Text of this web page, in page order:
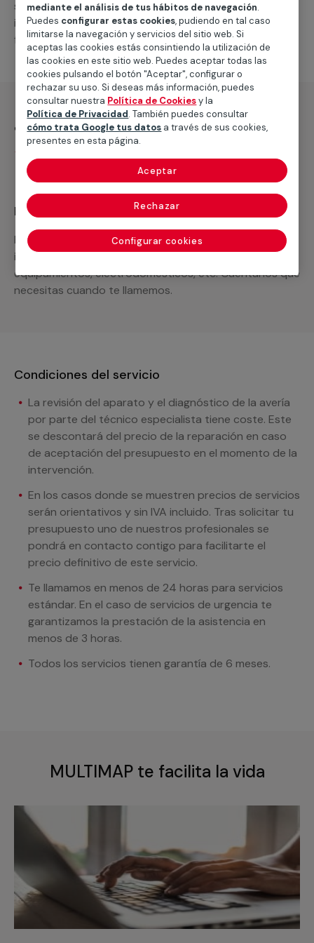
suministro de los materiales necesarios, las
intervenciones a realizar, o la mano de obra que hará
falta para completar tu proyecto.
¿Qué incluye?
Recuerda que en MULTIMAP
Podemos ofrecer cualquier servicio a medida
incluyendo todo lo que necesites: materiales,
equipamientos, electrodomésticos, etc. Cuéntanos que
necesitas cuando te llamemos.
Condiciones del servicio
La revisión del aparato y el diagnóstico de la avería
por parte del técnico especialista tiene coste. Este
se descontará del precio de la reparación en caso
de aceptación del presupuesto en el momento de la
intervención.
En los casos donde se muestren precios de servicios
serán orientativos y sin IVA incluido. Tras solicitar tu
presupuesto uno de nuestros profesionales se
pondrá en contacto contigo para facilitarte el
precio definitivo de este servicio.
Te llamamos en menos de 24 horas para servicios
estándar. En el caso de servicios de urgencia te
garantizamos la prestación de la asistencia en
menos de 3 horas.
Todos los servicios tienen garantía de 6 meses.
MULTIMAP te facilita la vida
mediante el análisis de tus hábitos de navegación.
Puedes configurar estas cookies, pudiendo en tal caso
limitarse la navegación y servicios del sitio web. Si
aceptas las cookies estás consintiendo la utilización de
las cookies en este sitio web. Puedes aceptar todas las
cookies pulsando el botón "Aceptar", configurar o
rechazar su uso. Si deseas más información, puedes
consultar nuestra Política de Cookiesy la
Política de Privacidad. También puedes consultar
cómo trata Google tus datos a través de sus cookies,
presentes en esta página.
Configurar cookies
Rechazar
Aceptar